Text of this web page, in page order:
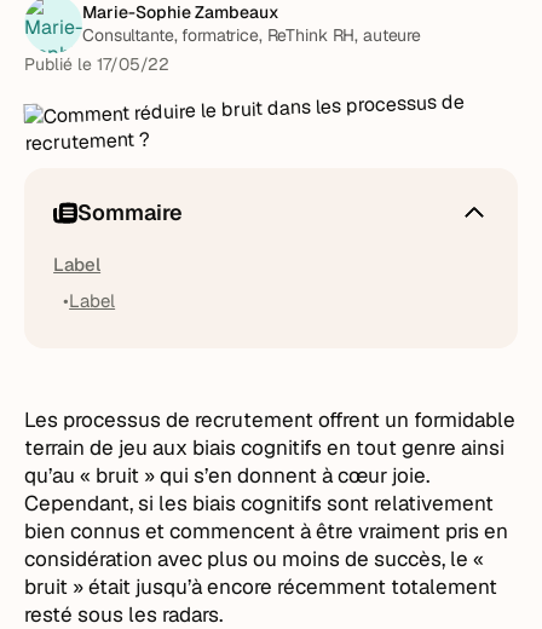
Marie-Sophie Zambeaux
Consultante, formatrice, ReThink RH, auteure
Publié le17/05/22
Sommaire
Label
Label
Les processus de recrutement offrent un formidable
terrain de jeu aux biais cognitifs en tout genre ainsi
qu’au « bruit » qui s’en donnent à cœur joie.
Cependant, si les biais cognitifs sont relativement
bien connus et commencent à être vraiment pris en
considération avec plus ou moins de succès, le «
bruit » était jusqu’à encore récemment totalement
resté sous les radars.